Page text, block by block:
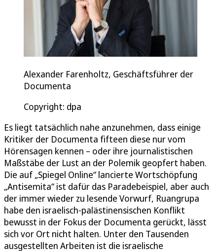
Alexander Farenholtz, Geschäftsführer der
Documenta
Copyright: dpa
Es liegt tatsächlich nahe anzunehmen, dass einige
Kritiker der Documenta fifteen diese nur vom
Hörensagen kennen – oder ihre journalistischen
Maßstäbe der Lust an der Polemik geopfert haben.
Die auf „Spiegel Online“ lancierte Wortschöpfung
„Antisemita“ ist dafür das Paradebeispiel, aber auch
der immer wieder zu lesende Vorwurf, Ruangrupa
habe den israelisch-palästinensischen Konflikt
bewusst in der Fokus der Documenta gerückt, lässt
sich vor Ort nicht halten. Unter den Tausenden
ausgestellten Arbeiten ist die israelische